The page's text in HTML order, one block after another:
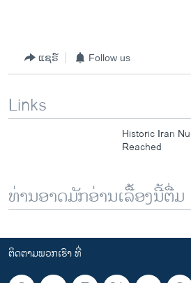
ແຊຣ໌ Follow us
Links
Historic Iran
Reached
ທ່ານອາດມັກອ່ານເລື້ອງນີ້ຕື່ມ
ຕິດຕາມພວກເຮົາ ທີ່